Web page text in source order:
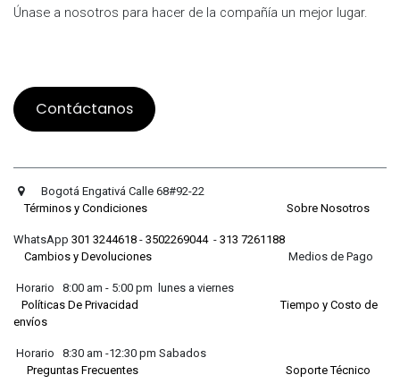
Únase a nosotros para hacer de la compañía un mejor lugar.
Contáctanos
Bogotá Engativá Calle 68#92-22
Términos y Condiciones
Sobre Nosotros
WhatsApp 301 3244618 - 3502269044- 313 7261188
Cambios y Devoluciones Medios de Pago
Horario 8:00 am - 5:00 pm lunes a viernes
Políticas De Privacidad
Tiempo y Costo de
envíos
Horario 8:30 am -12:30 pm Sabados
Preguntas Frecuentes
Soporte Técnico